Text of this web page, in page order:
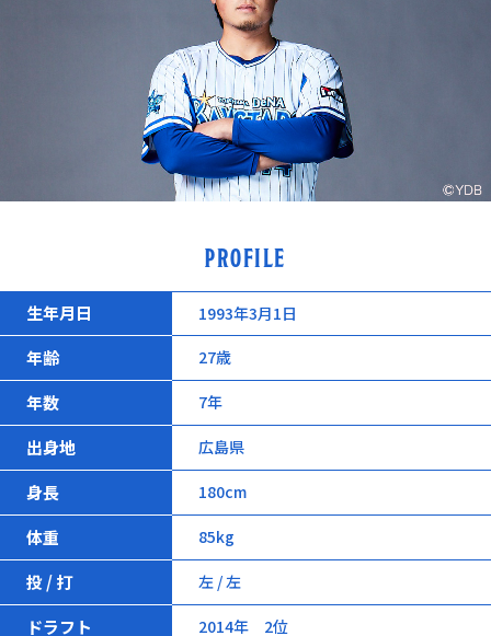
PROFILE
生年月日 1993年3月1日
年齢 27歳
年数 7年
出身地 広島県
身長 180cm
体重 85kg
投 / 打 左 / 左
ドラフト 2014年 2位